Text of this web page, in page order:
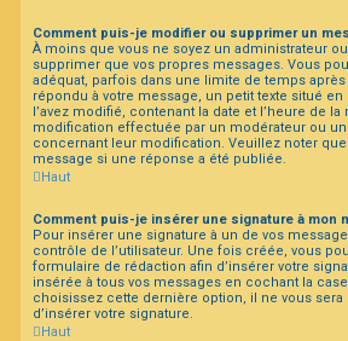
Comment puis-je modifier ou supprimer un
À moins que vous ne soyez un administrateur
supprimer que vos propres messages. Vous
adéquat, parfois dans une limite de temps
répondu à votre message, un petit texte situé
l’avez modifié, contenant la date et l’heure de la
modification effectuée par un modérateur ou
concernant leur modification. Veuillez noter
message si une réponse a été publiée.
Haut
Comment puis-je insérer une signature à mon
Pour insérer une signature à un de vos
contrôle de l’utilisateur. Une fois créée, vous
formulaire de rédaction afin d’insérer votre
insérée à tous vos messages en cochant la
choisissez cette dernière option, il ne vous
d’insérer votre signature.
Haut